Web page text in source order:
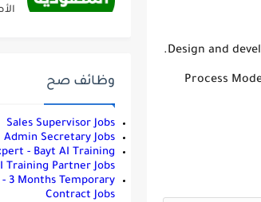
Design and
Process وظائف صح
Sales Supervisor Jobs
Admin Secretary Jobs
- Bayt AI Training
Training Partner Jobs
3 Months Temporary
Contract Jobs